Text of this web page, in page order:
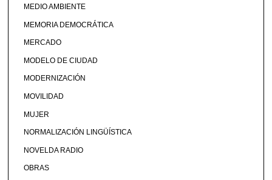
MEDIO AMBIENTE
MEMORIA DEMOCRÁTICA
MERCADO
MODELO DE CIUDAD
MODERNIZACIÓN
MOVILIDAD
MUJER
NORMALIZACIÓN LINGÜÍSTICA
NOVELDA RADIO
OBRAS